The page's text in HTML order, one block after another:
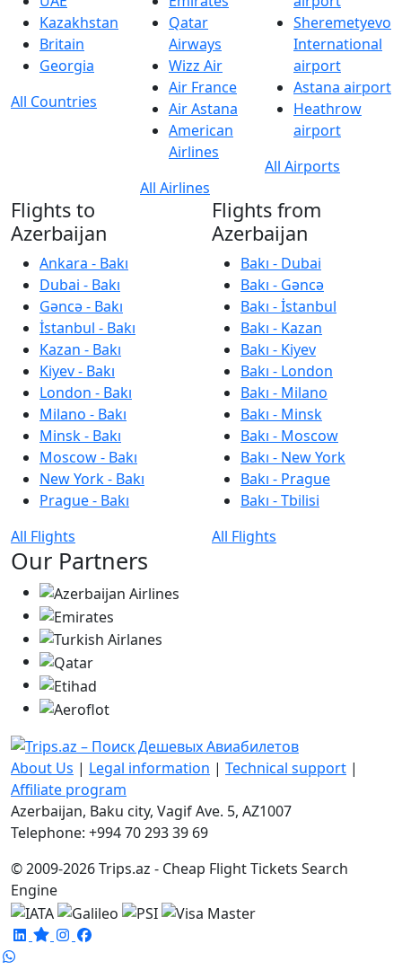
Kazakhstan
Britain
Georgia
All Countries
Qatar
Airways
Wizz Air
Air France
Air Astana
American
Airlines
All Airlines
Sheremetyevo
International
airport
Astana airport
Heathrow
airport
All Airports
Flights to
Azerbaijan
Ankara - Bakı
Dubai - Bakı
Gəncə - Bakı
İstanbul - Bakı
Kazan - Bakı
Kiyev - Bakı
London - Bakı
Milano - Bakı
Minsk - Bakı
Moscow - Bakı
New York - Bakı
Prague - Bakı
All Flights
Flights from
Azerbaijan
Bakı - Dubai
Bakı - Gəncə
Bakı - İstanbul
Bakı - Kazan
Bakı - Kiyev
Bakı - London
Bakı - Milano
Bakı - Minsk
Bakı - Moscow
Bakı - New York
Bakı - Prague
Bakı - Tbilisi
All Flights
Our Partners
About Us | Legal information | Technical support |
Affiliate program
Azerbaijan, Baku city, Vagif Ave. 5, AZ1007
Telephone: +994 70 293 39 69
© 2009-2026 Trips.az - Cheap Flight Tickets Search
Engine